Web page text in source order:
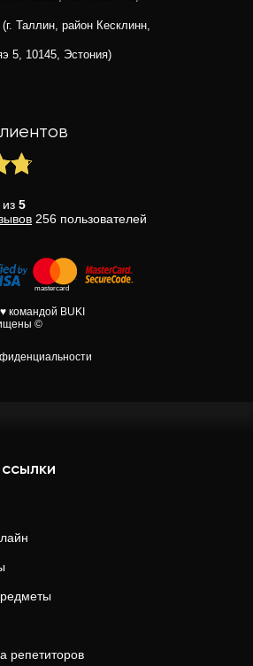
Таллин, район Кесклинн,
5, 10145, Эстония)
из 5
256 пользователей
командой BUKI
©
репетиторов